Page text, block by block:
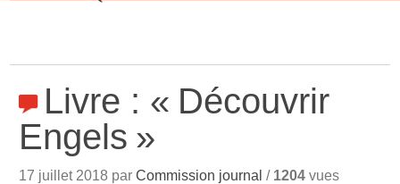
Livre : « Découvrir
Engels »
17 juillet 2018 parCommission journal / 1204 vues